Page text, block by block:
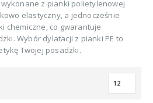
z pianki polietylenowej
elastyczny, a jednocześnie
chemiczne, co gwarantuje
Wybór dylatacji z pianki PE to
Twojej posadzki.